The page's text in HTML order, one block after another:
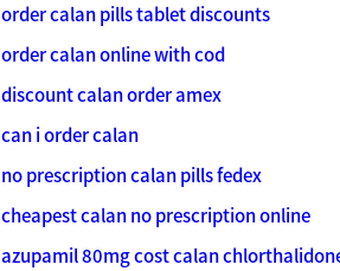
order calan pills tablet discounts
order calan online with cod
discount calan order amex
can i order calan
no prescription calan pills fedex
cheapest calan no prescription online
azupamil 80mg cost calan